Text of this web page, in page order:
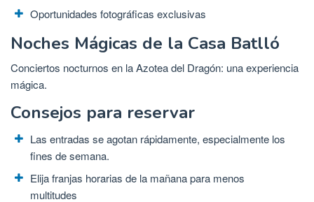
Oportunidades fotográficas exclusivas
Noches Mágicas de la Casa Batlló
Conciertos nocturnos en la Azotea del Dragón: una experiencia
mágica.
Consejos para reservar
Las entradas se agotan rápidamente, especialmente los
fines de semana.
Elija franjas horarias de la mañana para menos
multitudes